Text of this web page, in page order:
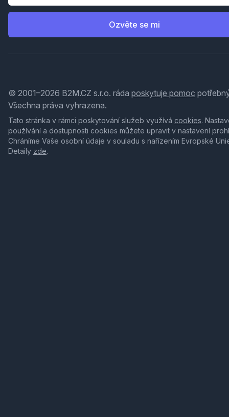
Ozvěte se mi
© 2001–2026 B2M.CZ s.r.o. ráda poskytuje pomoc
Všechna práva vyhrazena.
Tato stránka v rámci poskytování služeb využívá cookies.
používání a dostupnosti cookies můžete upravit v nastavení
Chráníme Vaše osobní údaje v souladu s nařízením Evropské
Detaily zde.